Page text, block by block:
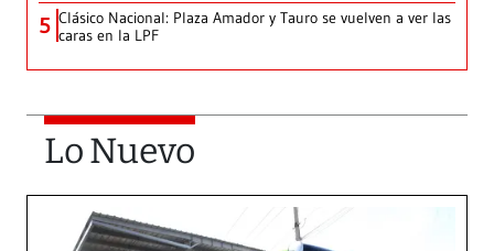
5 Clásico Nacional: Plaza Amador y Tauro se vuelven a ver las
caras en la LPF
Lo Nuevo